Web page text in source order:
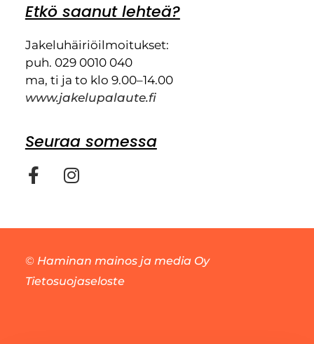
Etkö saanut lehteä?
Jakeluhäiriöilmoitukset:
puh. 029 0010 040
ma, ti ja to klo 9.00–14.00
www.jakelupalaute.fi
Seuraa somessa
© Haminan mainos ja media Oy
Tietosuojaseloste